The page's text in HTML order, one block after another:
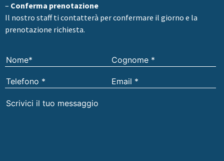
– Conferma prenotazione
Il nostro staff ti contatterà per confermare il giorno e la
prenotazione richiesta.